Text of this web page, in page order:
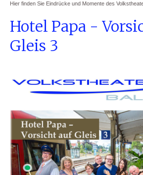
Hier finden Sie Eindrücke und Momente des
Hotel Papa -
Gleis 3